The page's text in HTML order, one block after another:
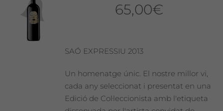
65,00€
SAÓ EXPRESSIU 2013
Un homenatge únic. El nostre millor vi,
cada any seleccionat i presentat en una
Edició de Col·leccionista amb l'etiqueta